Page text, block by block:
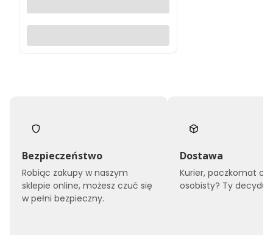
Bezpieczeństwo
Robiąc zakupy w naszym
sklepie online, możesz czuć się
w pełni bezpieczny.
Dostawa
Kurier, paczkomat
osobisty? Ty